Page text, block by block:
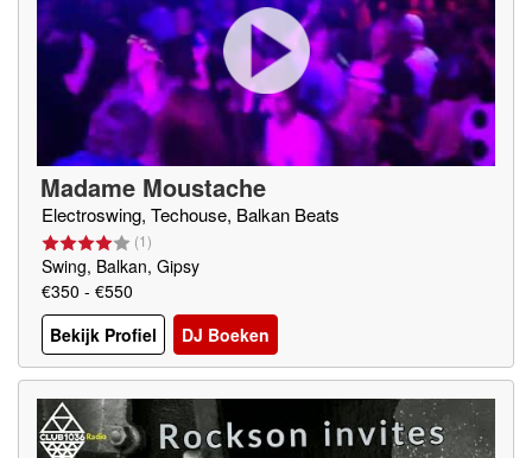
Madame Moustache
Electroswing, Techouse, Balkan Beats
(1)
Swing, Balkan, Gipsy
€350 - €550
Bekijk Profiel
DJ Boeken